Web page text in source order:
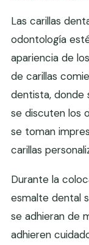
Las carillas
odontología
apariencia de
de carillas
dentista, donde
se discuten los
se toman
carillas
Durante la
esmalte dental
se adhieran de
adhieren